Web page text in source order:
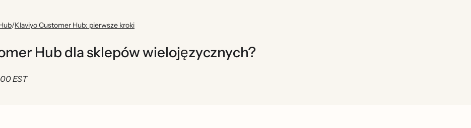
/Klaviyo Customer Hub: pierwsze kroki
Hub dla sklepów wielojęzycznych?
EST